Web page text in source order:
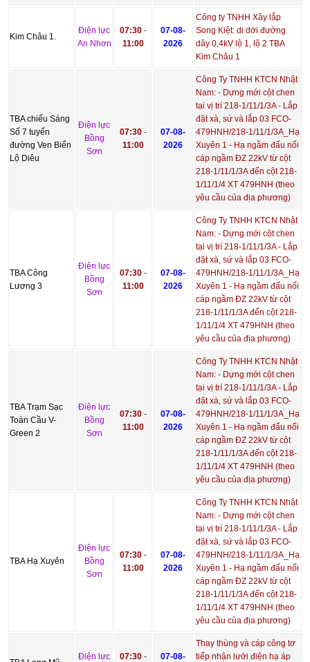
Kim Châu 1.
Điện lực
An Nhơn
07:30-
11:00
07-08-
2026
Công ty TNHH Xây lắp
Song Kiệt: di dời đường
dây 0,4kV lộ 1, lộ 2 TBA
Kim Châu 1
TBA chiếu Sáng
Số 7 tuyến
đường Ven Biển
Lộ Diêu
Điện lực
Bồng
Sơn
07:30-
11:00
07-08-
2026
Công Ty TNHH KTCN Nhật
Nam: - Dựng mới cột chen
tại vị trí 218-1/11/1/3A - Lắp
đặt xà, sứ và lắp 03 FCO-
479HNH/218-1/11/1/3A_Hạ
Xuyên 1 - Hạ ngầm đấu nối
cáp ngầm ĐZ 22kV từ cột
218-1/11/1/3A đến cột 218-
1/11/1/4 XT 479HNH (theo
yêu cầu của địa phương)
TBA Công
Lương 3
Điện lực
Bồng
Sơn
07:30-
11:00
07-08-
2026
Công Ty TNHH KTCN Nhật
Nam: - Dựng mới cột chen
tại vị trí 218-1/11/1/3A - Lắp
đặt xà, sứ và lắp 03 FCO-
479HNH/218-1/11/1/3A_Hạ
Xuyên 1 - Hạ ngầm đấu nối
cáp ngầm ĐZ 22kV từ cột
218-1/11/1/3A đến cột 218-
1/11/1/4 XT 479HNH (theo
yêu cầu của địa phương)
TBA Trạm Sạc
Toàn Cầu V-
Green 2
Điện lực
Bồng
Sơn
07:30-
11:00
07-08-
2026
Công Ty TNHH KTCN Nhật
Nam: - Dựng mới cột chen
tại vị trí 218-1/11/1/3A - Lắp
đặt xà, sứ và lắp 03 FCO-
479HNH/218-1/11/1/3A_Hạ
Xuyên 1 - Hạ ngầm đấu nối
cáp ngầm ĐZ 22kV từ cột
218-1/11/1/3A đến cột 218-
1/11/1/4 XT 479HNH (theo
yêu cầu của địa phương)
TBA Hạ Xuyên
Điện lực
Bồng
Sơn
07:30-
11:00
07-08-
2026
Công Ty TNHH KTCN Nhật
Nam: - Dựng mới cột chen
tại vị trí 218-1/11/1/3A - Lắp
đặt xà, sứ và lắp 03 FCO-
479HNH/218-1/11/1/3A_Hạ
Xuyên 1 - Hạ ngầm đấu nối
cáp ngầm ĐZ 22kV từ cột
218-1/11/1/3A đến cột 218-
1/11/1/4 XT 479HNH (theo
yêu cầu của địa phương)
Điện lực 07:30- 07-08-
Thay thùng và cáp công tơ
tiếp nhận lưới điện hạ áp